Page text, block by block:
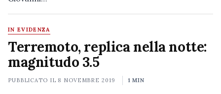
IN EVIDENZA
Terremoto, replica nella notte:
magnitudo 3.5
PUBBLICATO IL 8 NOVEMBRE 2019 1 MIN